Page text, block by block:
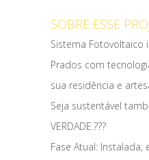
SOBRE ESSE
Sistema Fotovoltaico
Prados com
sua residência e
Seja sustentável
VERDADE.???
Fase Atual: Instalada,